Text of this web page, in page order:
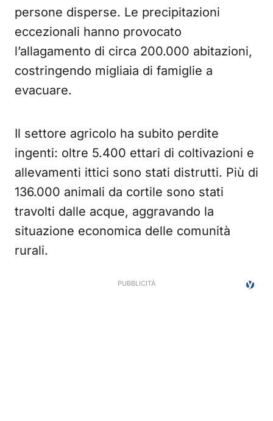
persone disperse. Le precipitazioni
eccezionali hanno provocato
l’allagamento di circa 200.000 abitazioni,
costringendo migliaia di famiglie a
evacuare.
Il settore agricolo ha subito perdite
ingenti: oltre 5.400 ettari di coltivazioni e
allevamenti ittici sono stati distrutti. Più di
136.000 animali da cortile sono stati
travolti dalle acque, aggravando la
situazione economica delle comunità
rurali.